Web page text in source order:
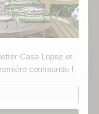
Casa Lopez et
commande !